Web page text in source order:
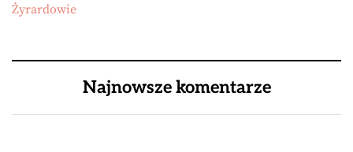
Żyrardowie
Najnowsze komentarze